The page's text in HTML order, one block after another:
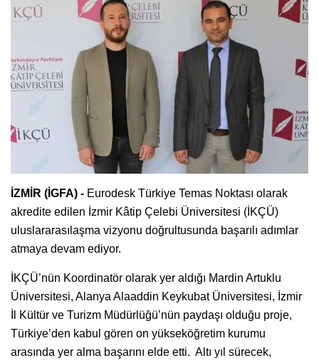
İZMİR (İGFA) - Eurodesk Türkiye Temas Noktası olarak
akredite edilen İzmir Kâtip Çelebi Üniversitesi (İKÇÜ)
uluslararasılaşma vizyonu doğrultusunda başarılı adımlar
atmaya devam ediyor.
İKÇÜ’nün Koordinatör olarak yer aldığı Mardin Artuklu
Üniversitesi, Alanya Alaaddin Keykubat Üniversitesi, İzmir
İl Kültür ve Turizm Müdürlüğü’nün paydaşı olduğu proje,
Türkiye’den kabul gören on yükseköğretim kurumu
arasında yer alma başarını elde etti. Altı yıl sürecek,